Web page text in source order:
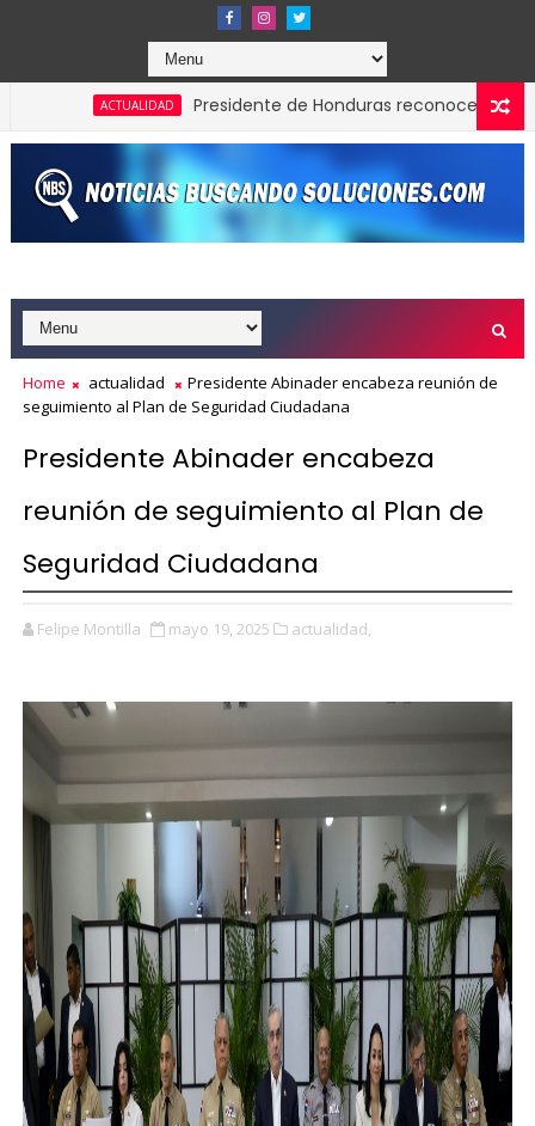
ACTUALIDAD Presidente de Honduras reconoce y felicita al
Banreservas obtiene siete galardones en los
Home actualidad
Presidente Abinader encabeza reunión de
seguimiento al Plan de Seguridad Ciudadana
Presidente Abinader encabeza
reunión de seguimiento al Plan de
Seguridad Ciudadana
Felipe Montilla mayo 19, 2025 actualidad,